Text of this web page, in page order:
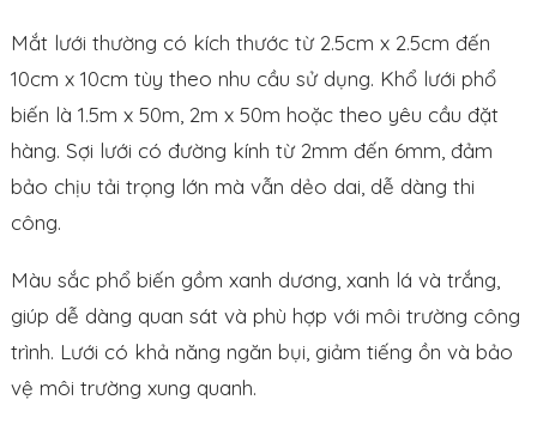
Mắt lưới thường có kích thước từ 2.5cm x 2.5cm đến
10cm x 10cm tùy theo nhu cầu sử dụng. Khổ lưới phổ
biến là 1.5m x 50m, 2m x 50m hoặc theo yêu cầu đặt
hàng. Sợi lưới có đường kính từ 2mm đến 6mm, đảm
bảo chịu tải trọng lớn mà vẫn dẻo dai, dễ dàng thi
công.
Màu sắc phổ biến gồm xanh dương, xanh lá và trắng,
giúp dễ dàng quan sát và phù hợp với môi trường công
trình. Lưới có khả năng ngăn bụi, giảm tiếng ồn và bảo
vệ môi trường xung quanh.